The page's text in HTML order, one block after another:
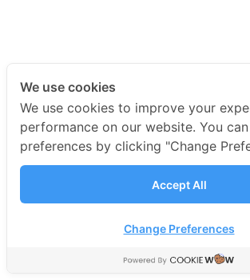
Art made real from
water, fire and
tellus, luctus nec ullamcorper mattis,
We use cookies
We use cookies to improve your
performance on our website. You
preferences by clicking "Change
Accept All
Change Preferences